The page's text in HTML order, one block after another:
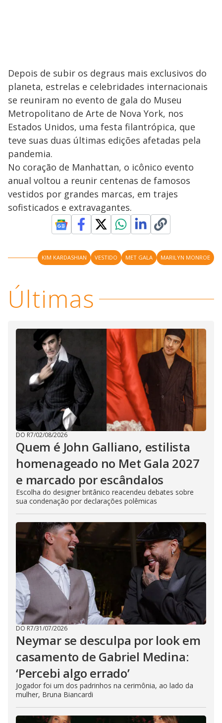
Depois de subir os degraus mais exclusivos do
planeta, estrelas e celebridades internacionais
se reuniram no evento de gala do Museu
Metropolitano de Arte de Nova York, nos
Estados Unidos, uma festa filantrópica, que
teve suas duas últimas edições afetadas pela
pandemia.
No coração de Manhattan, o icônico evento
anual voltou a reunir centenas de famosos
vestidos por grandes marcas, em trajes
sofisticados e extravagantes.
KIM KARDASHIAN VESTIDO MET GALA MARILYN MONROE
Últimas
DO R7/02/08/2026
Quem é John Galliano, estilista
homenageado no Met Gala 2027
e marcado por escândalos
Escolha do designer britânico reacendeu debates sobre
sua condenação por declarações polêmicas
DO R7/31/07/2026
Neymar se desculpa por look em
casamento de Gabriel Medina:
‘Percebi algo errado’
Jogador foi um dos padrinhos na cerimônia, ao lado da
mulher, Bruna Biancardi